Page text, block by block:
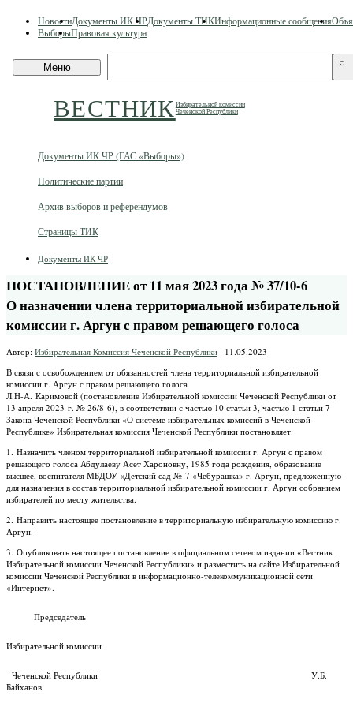
content
НовостиДокументы ИК ЧРДокументы ТИКИнформационные сообщения
ВыборыПравовая культура
Меню
ВЕСТНИКИзбирательной комиссии
Чеченской Республики
сайту
⌕
Документы ИК ЧР (ГАС «Выборы»)
Политические партии
Архив выборов и референдумов
Страницы ТИК
Документы ИК ЧР
ПОСТАНОВЛЕНИЕ от 11 мая 2023 года № 37/10-6
О назначении члена территориальной избирательной
комиссии г. Аргун с правом решающего голоса
Автор: Избирательная Комиссия Чеченской Республики · 11.05.2023
В связи с освобождением от обязанностей члена территориальной избирательной
комиссии г. Аргун с правом решающего голоса
Л.Н-А. Каримовой (постановление Избирательной комиссии Чеченской Республики от
13 апреля 2023 г. № 26/8-6), в соответствии с частью 10 статьи 3, частью 1 статьи 7
Закона Чеченской Республики «О системе избирательных комиссий в Чеченской
Республике» Избирательная комиссия Чеченской Республики постановляет:
1. Назначить членом территориальной избирательной комиссии г. Аргун с правом
решающего голоса Абдулаеву Асет Хароновну, 1985 года рождения, образование
высшее, воспитателя МБДОУ «Детский сад № 7 «Чебурашка» г. Аргун, предложенную
для назначения в состав территориальной избирательной комиссии г. Аргун собранием
избирателей по месту жительства.
2. Направить настоящее постановление в территориальную избирательную комиссию г.
Аргун.
3. Опубликовать настоящее постановление в официальном сетевом издании «Вестник
Избирательной комиссии Чеченской Республики» и разместить на сайте Избирательной
комиссии Чеченской Республики в информационно-телекоммуникационной сети
«Интернет».
Председатель
Избирательной комиссии
Чеченской Республики У.Б.
Байханов